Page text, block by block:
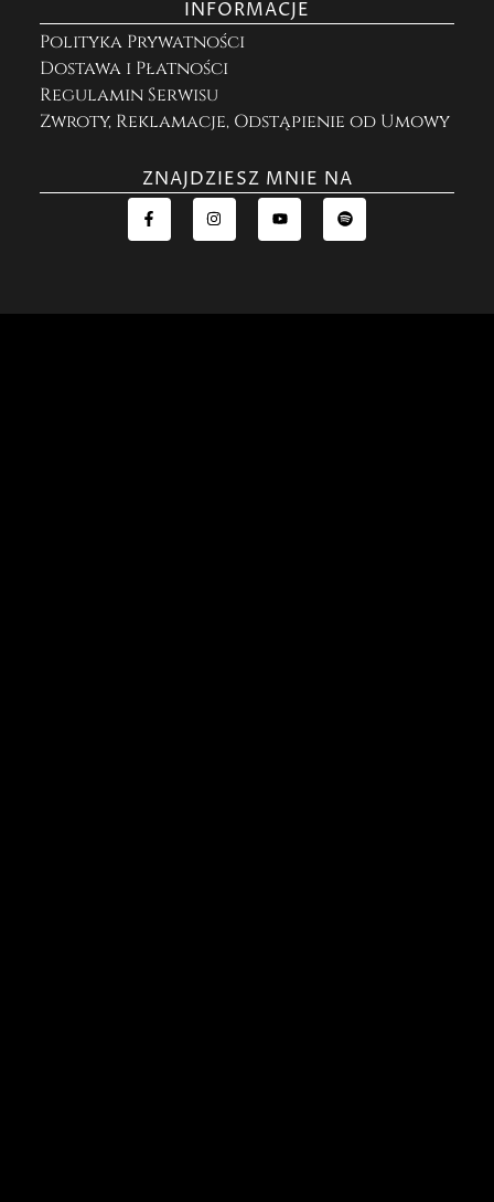
INFORMACJE
Polityka Prywatności
Dostawa i Płatności
Regulamin Serwisu
Zwroty, Reklamacje, Odstąpienie od Umowy
ZNAJDZIESZ MNIE NA